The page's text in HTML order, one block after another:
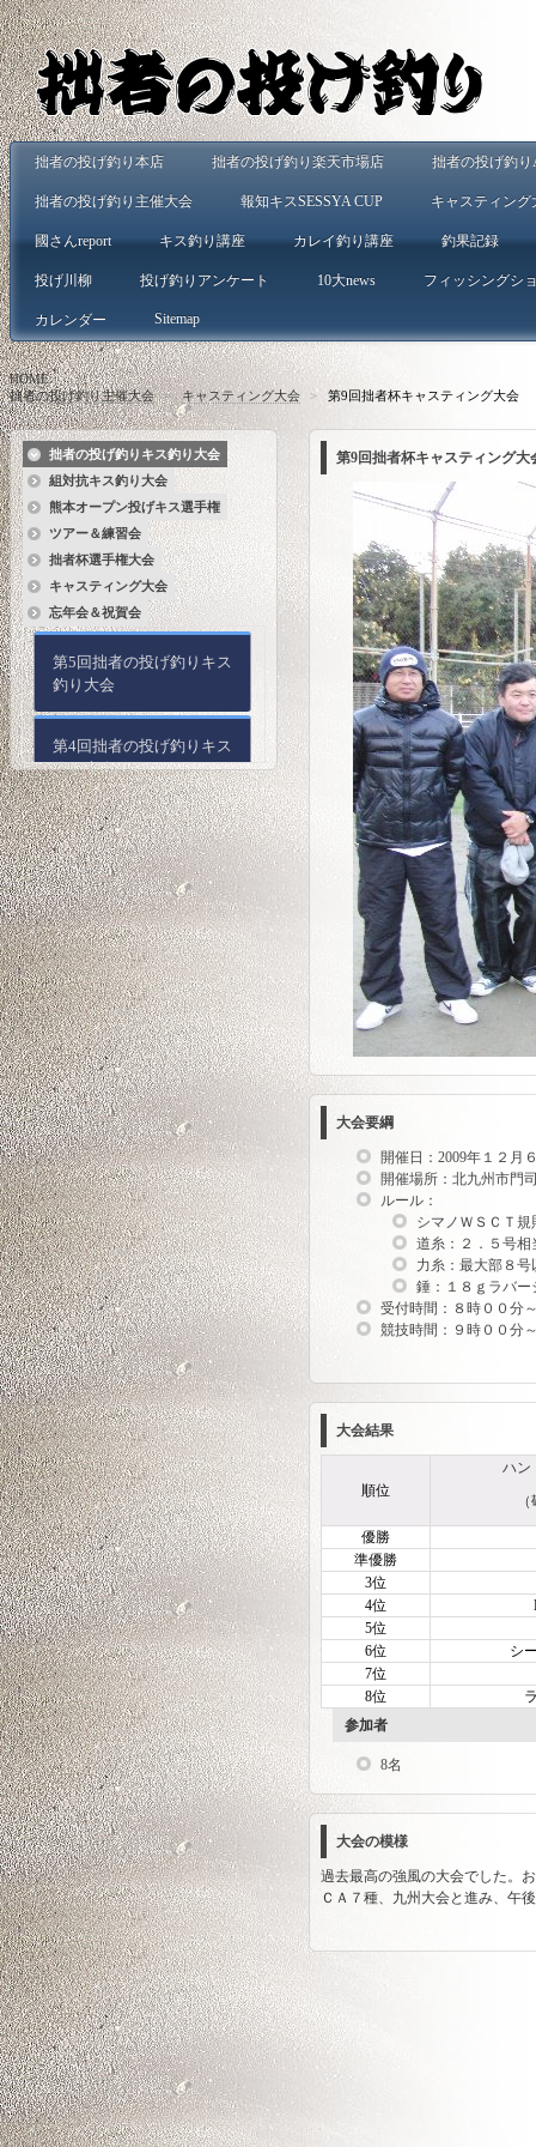
拙者の投げ釣り本店 拙者の投げ釣り楽天市場店 拙者の投げ釣り
拙者の投げ釣り主催大会 報知キスSESSYA CUP キャスティング
國さんreport キス釣り講座 カレイ釣り講座 釣果記録
投げ川柳 投げ釣りアンケート 10大news フィッシングシ
カレンダー Sitemap
HOME>
拙者の投げ釣り主催大会 > キャスティング大会 > 第9回拙者杯キャスティング大会
第9回拙者杯キャスティング大
大会要綱
開催日：2009年１２月
開催場所：北九州市門
ルール：
シマノＷＳＣＴ
道糸：２．５号相
力糸：最大部８号
錘：１８ｇラバー
受付時間：８時００分
競技時間：９時００分
大会結果
順位
ハン
優勝
準優勝
3位
4位
5位
6位
シ
7位
8位
参加者
8名
大会の模様
過去最高の強風の大会でした。
ＣＡ７種、九州大会と進み、午
拙者の投げ釣りキス釣り大会
組対抗キス釣り大会
熊本オープン投げキス選手権
ツアー＆練習会
拙者杯選手権大会
キャスティング大会
忘年会＆祝賀会
第5回拙者の投げ釣りキス
釣り大会
第4回拙者の投げ釣りキス
釣り大会
第3回拙者の投げ釣りキス
釣り大会
第2回拙者の投げ釣りキス
釣り大会
第1回拙者の投げ釣りキス
釣り大会